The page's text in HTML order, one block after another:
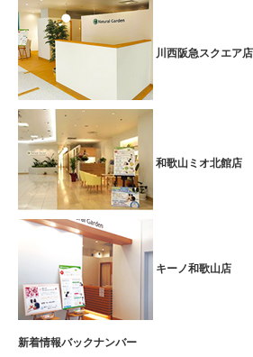
川西阪急スクエア店
和歌山ミオ北館店
キーノ和歌山店
新着情報バックナンバー